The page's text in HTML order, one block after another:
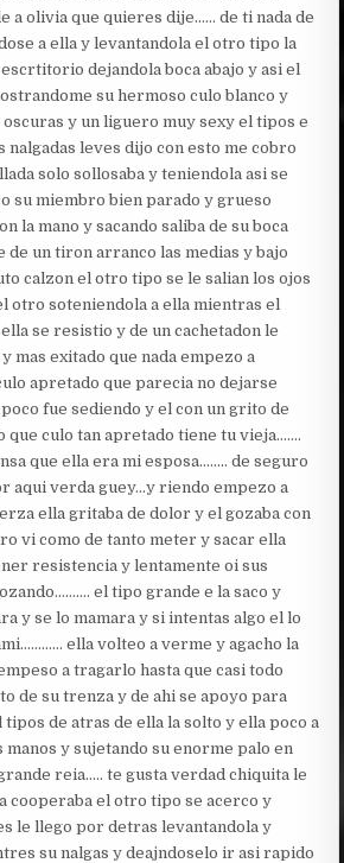
a olivia que quieres dije…… de ti nada de
a ella y levantandola el otro tipo la
dejandola boca abajo y asi el
su hermoso culo blanco y
y un liguero muy sexy el tipos e
nalgadas leves dijo con esto me cobro
solo sollosaba y teniendola asi se
su miembro bien parado y grueso
la mano y sacando saliba de su boca
de un tiron arranco las medias y bajo
calzon el otro tipo se le salian los ojos
otro soteniendola a ella mientras el
se resistio y de un cachetadon le
mas exitado que nada empezo a
apretado que parecia no dejarse
fue sediendo y el con un grito de
que culo tan apretado tiene tu vieja…….
que ella era mi esposa…….. de seguro
aqui verda guey…y riendo empezo a
ella gritaba de dolor y el gozaba con
vi como de tanto meter y sacar ella
resistencia y lentamente oi sus
el tipo grande e la saco y
y se lo mamara y si intentas algo el lo
ella volteo a verme y agacho la
a tragarlo hasta que casi todo
de su trenza y de ahi se apoyo para
de atras de ella la solto y ella poco a
manos y sujetando su enorme palo en
reia….. te gusta verdad chiquita le
cooperaba el otro tipo se acerco y
le llego por detras levantandola y
su nalgas y deajndoselo ir asi rapido